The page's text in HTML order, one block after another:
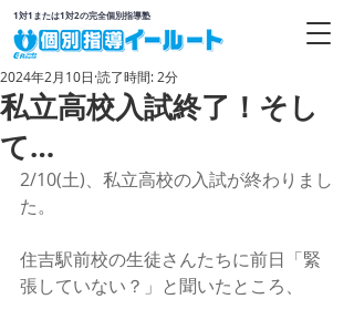
1対1または1対2の完全個別指導塾
私立高校入試終了！そし
て…
2024年2月10日 読了時間: 2分
2/10(土)、私立高校の入試が終わりまし
た。
住吉駅前校の生徒さんたちに前日「緊
張していない？」と聞いたところ、